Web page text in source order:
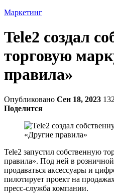
Маркетинг
Tele2 создал
торговую
правила»
Опубликовано Сен 18, 2023 132
Поделится
Tele2 запустил собственную
правила». Под ней в
продаваться аксессуары и
пилотирует проект на
пресс-служба компании.